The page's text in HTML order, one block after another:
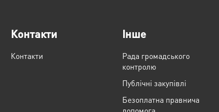
Контакти
Контакти
Інше
Рада громадського
контролю
Публічні закупівлі
Безоплатна правнича